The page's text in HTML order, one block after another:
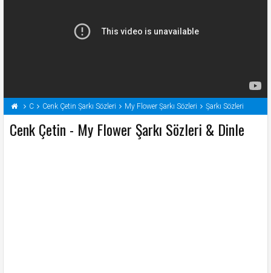
31 May
2025
C Cenk Çetin Şarkı Sözleri My Flower Şarkı Sözleri Şarkı Sözleri
Cenk Çetin - My Flower Şarkı Sözleri & Dinle